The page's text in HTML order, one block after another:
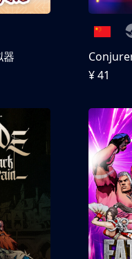
器
¥ 41